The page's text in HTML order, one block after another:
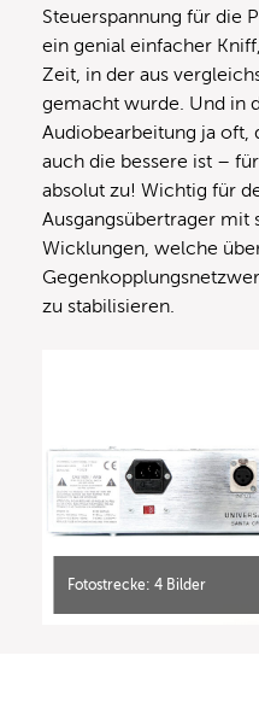
Steuerspannung für die
ein genial einfacher
Zeit, in der aus
gemacht wurde. Und in
Audiobearbeitung ja oft,
auch die bessere ist –
absolut zu! Wichtig für
Ausgangsübertrager mit
Wicklungen, welche
zu stabilisieren.
Fotostrecke: 4 Bilder